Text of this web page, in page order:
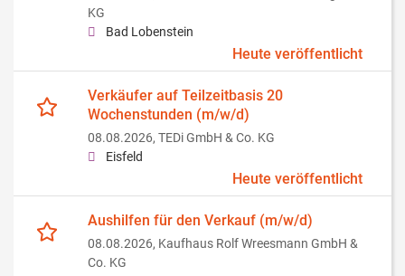
KG
Bad Lobenstein
Heute veröffentlicht
Verkäufer auf Teilzeitbasis 20
Wochenstunden (m/w/d)
08.08.2026, TEDi GmbH & Co. KG
Eisfeld
Heute veröffentlicht
Aushilfen für den Verkauf (m/w/d)
08.08.2026, Kaufhaus Rolf Wreesmann GmbH &
Co. KG